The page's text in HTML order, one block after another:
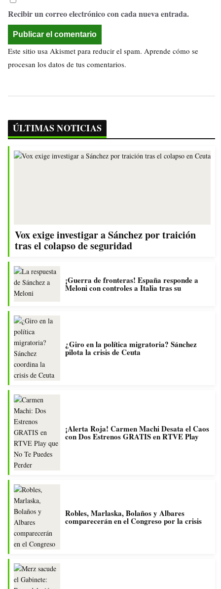
Recibir un correo electrónico con cada nueva entrada.
Este sitio usa Akismet para reducir el spam. Aprende cómo se
procesan los datos de tus comentarios.
ÚLTIMAS NOTICIAS
Vox exige investigar a Sánchez por traición
tras el colapso de seguridad
¡Guerra de fronteras! España responde a
Meloni con controles a Italia tras su
¿Giro en la política migratoria? Sánchez
pilota la crisis de Ceuta
¡Alerta Roja! Carmen Machi Desata el Caos
con Dos Estrenos GRATIS en RTVE Play
Robles, Marlaska, Bolaños y Albares
comparecerán en el Congreso por la crisis